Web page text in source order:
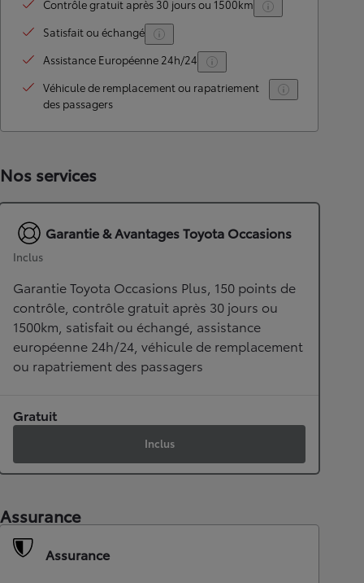
Contrôle gratuit après 30 jours ou 1500km
Satisfait ou échangé
Assistance Européenne 24h/24
Véhicule de remplacement ou rapatriement
des passagers
Nos services
Garantie & Avantages Toyota Occasions
Inclus
Garantie Toyota Occasions Plus, 150 points de
contrôle, contrôle gratuit après 30 jours ou
1500km, satisfait ou échangé, assistance
européenne 24h/24, véhicule de remplacement
ou rapatriement des passagers
Gratuit
Inclus
Assurance
Assurance